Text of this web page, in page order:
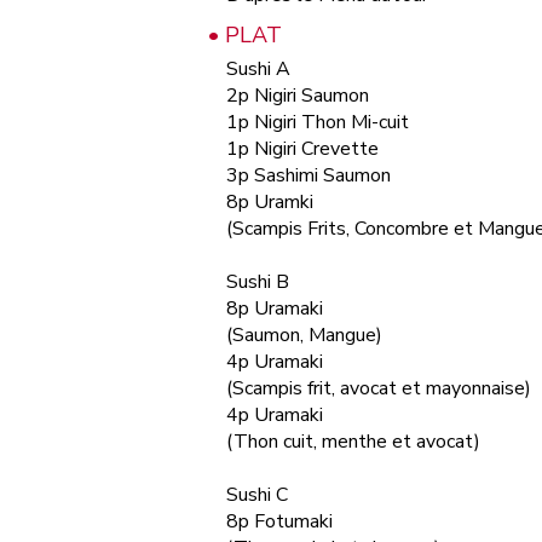
• PLAT
Sushi A
2p Nigiri Saumon
1p Nigiri Thon Mi-cuit
1p Nigiri Crevette
3p Sashimi Saumon
8p Uramki
(Scampis Frits, Concombre et
Sushi B
8p Uramaki
(Saumon, Mangue)
4p Uramaki
(Scampis frit, avocat et mayonnaise)
4p Uramaki
(Thon cuit, menthe et avocat)
Sushi C
8p Fotumaki